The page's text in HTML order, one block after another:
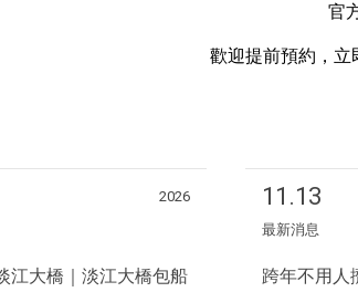
官
歡迎提前預約，立
2026
江大橋｜淡江大橋包船
11.13
最新消息
跨年不用人